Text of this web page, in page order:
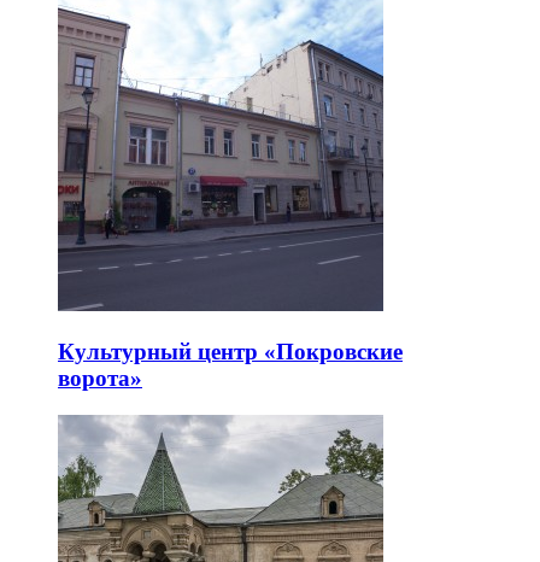
Культурный центр «Покровские
ворота»